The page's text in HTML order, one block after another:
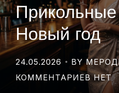
Новый год
24.05.2026
BY
КОММЕНТАРИЕВ НЕТ